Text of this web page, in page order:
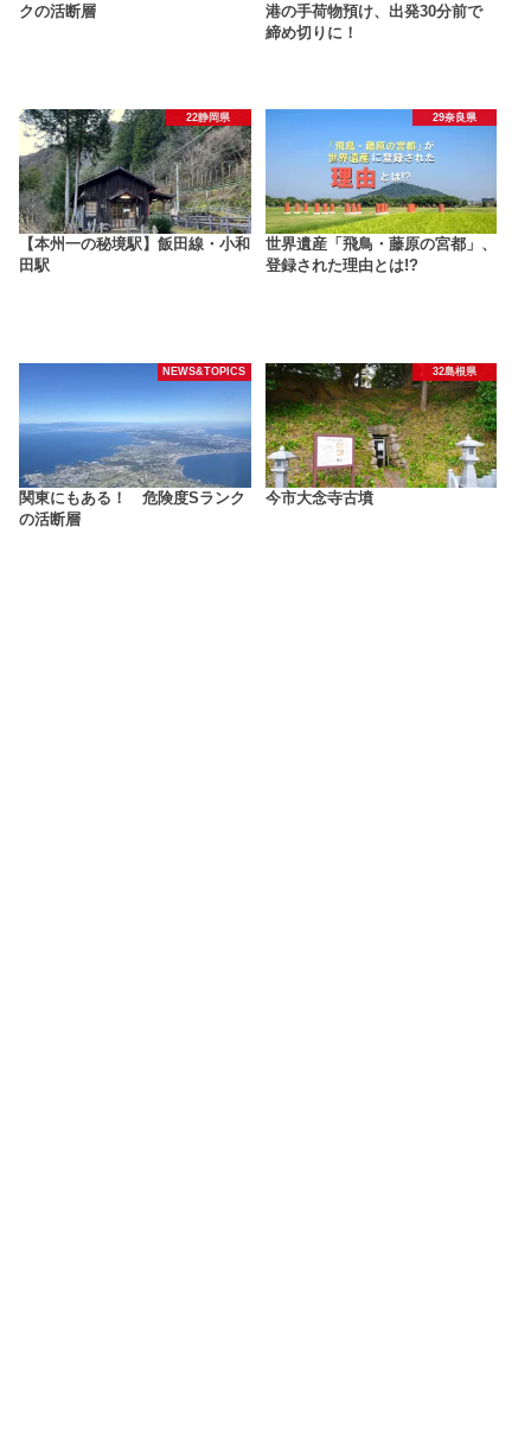
クの活断層
港の手荷物預け、出発30分前で
締め切りに！
22静岡県
【本州一の秘境駅】飯田線・小和
田駅
29奈良県
世界遺産「飛鳥・藤原の宮都」、
登録された理由とは!?
NEWS&TOPICS
関東にもある！ 危険度Sランク
の活断層
32島根県
今市大念寺古墳